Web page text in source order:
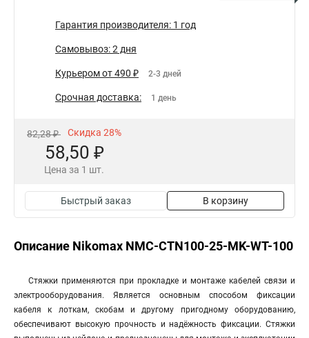
Гарантия производителя: 1 год
Самовывоз: 2 дня
Курьером от 490 ₽ 2-3 дней
Срочная доставка: 1 день
82,28 ₽ Скидка 28%
58,50 ₽
Цена за 1 шт.
Быстрый заказ В корзину
Описание Nikomax NMC-CTN100-25-MK-WT-100
Стяжки применяются при прокладке и монтаже кабелей связи и
электрооборудования. Является основным способом фиксации
кабеля к лоткам, скобам и другому пригодному оборудованию,
обеспечивают высокую прочность и надёжность фиксации. Стяжки